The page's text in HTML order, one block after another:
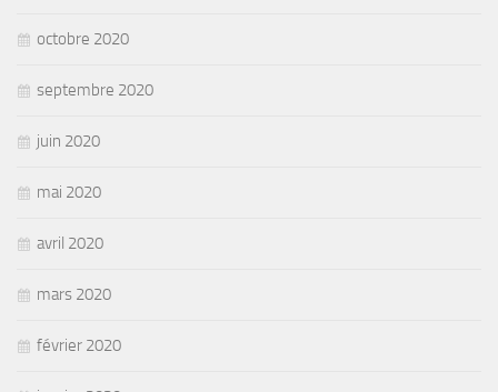
octobre 2020
septembre 2020
juin 2020
mai 2020
avril 2020
mars 2020
février 2020